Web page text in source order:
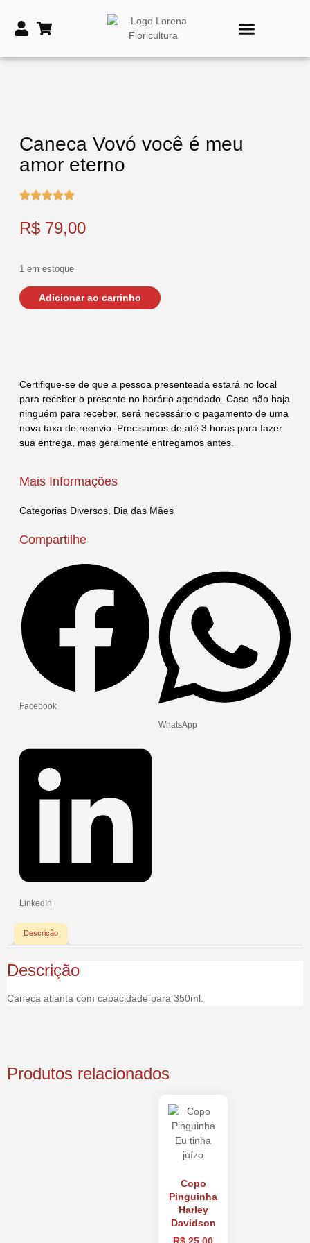
Caneca Vovó você é meu
amor eterno
R$ 79,00
1 em estoque
Adicionar ao carrinho
Certifique-se de que a pessoa presenteada estará no local
para receber o presente no horário agendado. Caso não haja
ninguém para receber, será necessário o pagamento de uma
nova taxa de reenvio. Precisamos de até 3 horas para fazer
sua entrega, mas geralmente entregamos antes.
Mais Informações
Categorias Diversos Dia das Mães
Compartilhe
Facebook
WhatsApp
LinkedIn
Descrição
Descrição
Caneca atlanta com capacidade para 350ml.
Produtos relacionados
Copo
Pinguinha
Harley
Davidson